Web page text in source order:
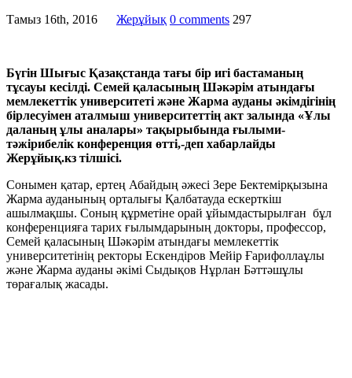
Тамыз 16th, 2016 Жерұйық 0 comments 297
Бүгін Шығыс Қазақстанда тағы бір игі бастаманың
тұсауы кесілді. Семей қаласының Шәкәрім атындағы
мемлекеттік университеті және Жарма ауданы әкімдігінің
бірлесуімен аталмыш университеттің акт залында «Ұлы
даланың ұлы аналары» тақырыбында ғылыми-
тәжірибелік конференция өтті,-деп хабарлайды
Жерұйық.кз тілшісі.
Сонымен қатар, ертең Абайдың әжесі Зере Бектемірқызына
Жарма ауданының орталығы Қалбатауда ескерткіш
ашылмақшы. Соның құрметіне орай ұйымдастырылған бұл
конференцияға тарих ғылымдарының докторы, профессор,
Семей қаласының Шәкәрім атындағы мемлекеттік
университетінің ректоры Ескендіров Мейір Ғарифоллаұлы
және Жарма ауданы әкімі Сыдықов Нұрлан Бәттәшұлы
төрағалық жасады.